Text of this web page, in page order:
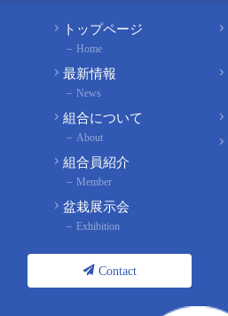
トップページ
Home
最新情報
News
組合について
About
組合員紹介
Member
盆栽展示会
Exhibition
Contact